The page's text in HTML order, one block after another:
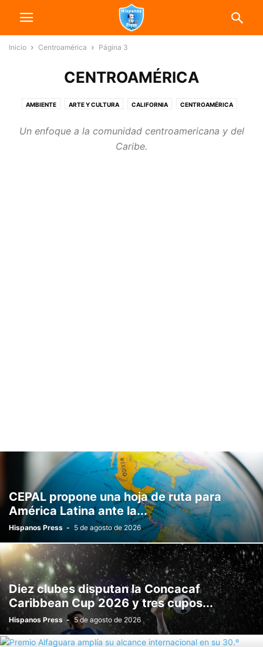
Inicio Centroamérica Página 3
CENTROAMÉRICA
AMBIENTE ARTE Y CULTURA CALIFORNIA CENTROAMÉRICA
ESTADOS UNIDOS INMIGRACIÓN INTERNACIONALES
MÉXICO
Un enfoque a la comunidad centroamericana y del
Caribe.
CEPAL propone una hoja de ruta para
América Latina ante la...
Hispanos Press - 5 de agosto de 2026
Diez clubes disputan la Concacaf
Caribbean Cup 2026 y tres cupos...
Hispanos Press - 5 de agosto de 2026